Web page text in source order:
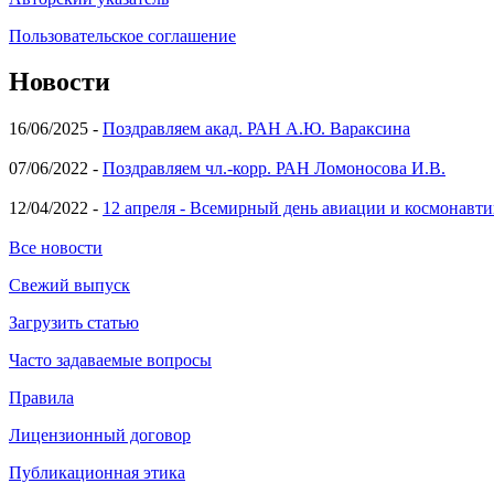
Пользовательское соглашение
Новости
16/06/2025 - Поздравляем акад. РАН А.Ю. Вараксина
07/06/2022 - Поздравляем чл.-корр. РАН Ломоносова И.В.
12/04/2022 - 12 апреля - Всемирный день авиации и
Все новости
Свежий выпуск
Загрузить статью
Часто задаваемые вопросы
Правила
Лицензионный договор
Публикационная этика